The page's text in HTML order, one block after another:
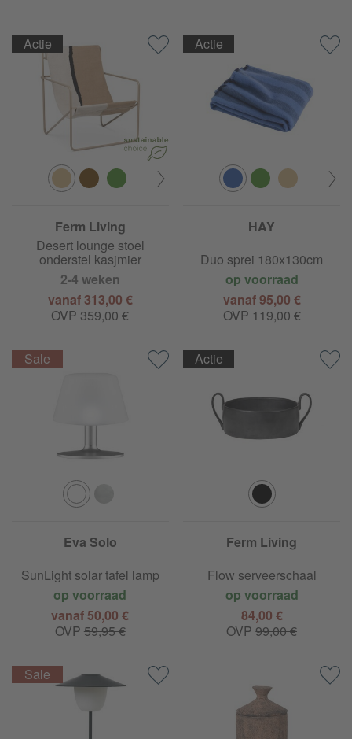
Ferm Living
Desert lounge stoel
onderstel kasjmier
2-4 weken
vanaf 313,00 €
OVP359,00 €
Actie
HAY
Duo sprei 180x130cm
op voorraad
vanaf 95,00 €
OVP 119,00 €
Actie
Eva Solo
SunLight solar tafel lamp
op voorraad
vanaf 50,00 €
OVP 59,95 €
Ferm Living
Flow serveerschaal
op voorraad
84,00 €
OVP99,00 €
Actie